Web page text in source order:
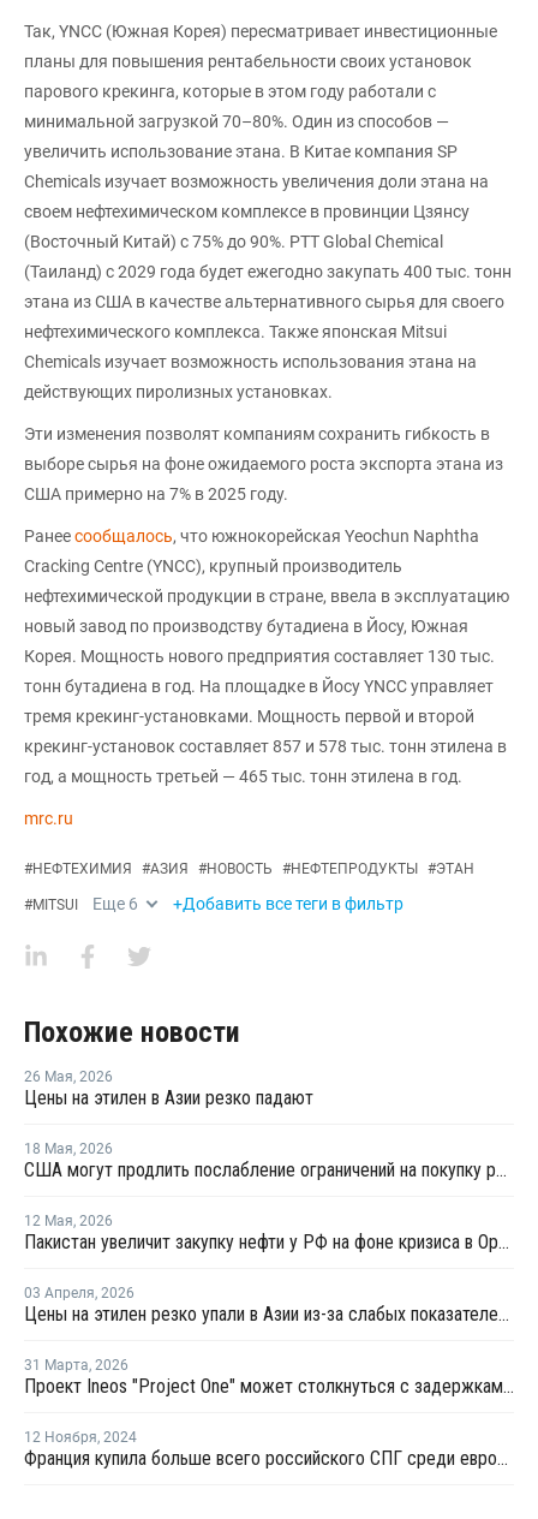
Так, YNCC (Южная Корея) пересматривает инвестиционные
планы для повышения рентабельности своих установок
парового крекинга, которые в этом году работали с
минимальной загрузкой 70–80%. Один из способов —
увеличить использование этана. В Китае компания SP
Chemicals изучает возможность увеличения доли этана на
своем нефтехимическом комплексе в провинции Цзянсу
(Восточный Китай) с 75% до 90%. PTT Global Chemical
(Таиланд) с 2029 года будет ежегодно закупать 400 тыс. тонн
этана из США в качестве альтернативного сырья для своего
нефтехимического комплекса. Также японская Mitsui
Chemicals изучает возможность использования этана на
действующих пиролизных установках.
Эти изменения позволят компаниям сохранить гибкость в
выборе сырья на фоне ожидаемого роста экспорта этана из
США примерно на 7% в 2025 году.
Ранеесообщалось, что южнокорейская Yeochun Naphtha
Cracking Centre (YNCC), крупный производитель
нефтехимической продукции в стране, ввела в эксплуатацию
новый завод по производству бутадиена в Йосу, Южная
Корея. Мощность нового предприятия составляет 130 тыс.
тонн бутадиена в год. На площадке в Йосу YNCC управляет
тремя крекинг-установками. Мощность первой и второй
крекинг-установок составляет 857 и 578 тыс. тонн этилена в
год, а мощность третьей — 465 тыс. тонн этилена в год.
mrc.ru
#НЕФТЕХИМИЯ #АЗИЯ #НОВОСТЬ #НЕФТЕПРОДУКТЫ #ЭТАН
#MITSUI Еще 6 +Добавить все теги в фильтр
Похожие новости
26 Мая, 2026
Цены на этилен в Азии резко падают
18 Мая, 2026
США могут продлить послабление ограничений на покупку российской нефти
12 Мая, 2026
Пакистан увеличит закупку нефти у РФ на фоне кризиса в Ормузском проливе
03 Апреля, 2026
Цены на этилен резко упали в Азии из-за слабых показателей в сегменте энергоносителей
31 Марта, 2026
Проект Ineos "Project One" может столкнуться с задержками на фоне ирано-американского конфликта
12 Ноября, 2024
Франция купила больше всего российского СПГ среди европейцев в октябре